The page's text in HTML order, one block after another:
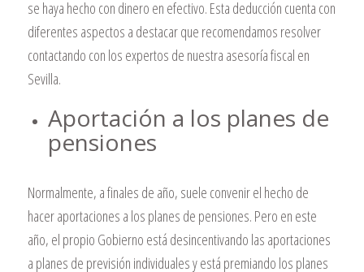
se haya hecho con dinero en efectivo. Esta deducción cuenta con
diferentes aspectos a destacar que recomendamos resolver
contactando con los expertos de nuestra asesoría fiscal en
Sevilla.
Aportación a los planes de
pensiones
Normalmente, a finales de año, suele convenir el hecho de
hacer aportaciones a los planes de pensiones. Pero en este
año, el propio Gobierno está desincentivando las aportaciones
a planes de previsión individuales y está premiando los planes